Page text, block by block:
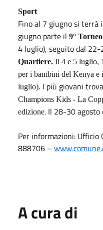
Sport
Fino al 7 giugno si terrà
giugno parte il 9°
4 luglio), seguito dal 22-
Quartiere. Il 4 e 5 luglio,
per i bambini del Kenya e
luglio). I più giovani
Champions Kids - La
edizione. Il 28-30 agosto
Per informazioni:
888706 –
A cura di